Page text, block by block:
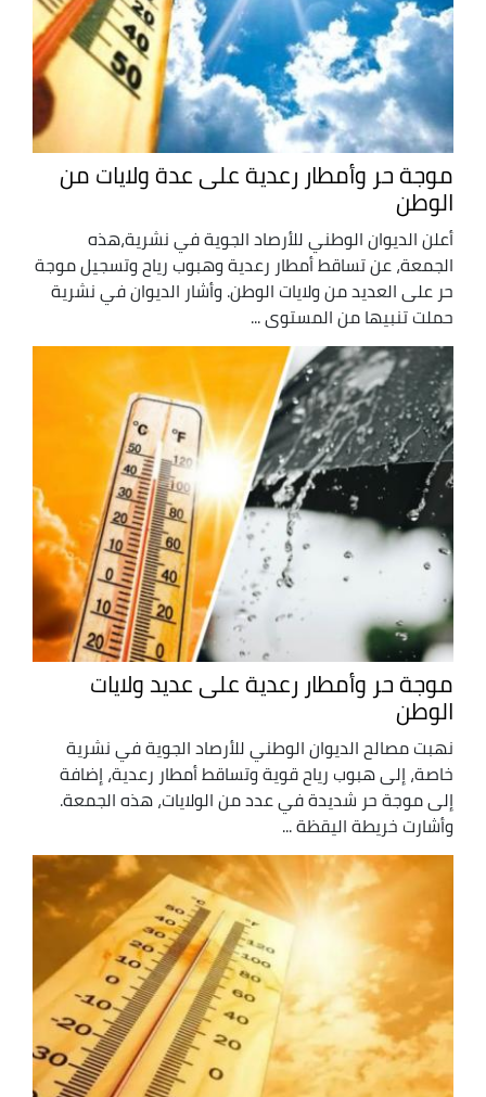
موجة حر وأمطار رعدية على عدة ولايات من
الوطن
أعلن الديوان الوطني للأرصاد الجوية في نشرية،هذه
الجمعة، عن تساقط أمطار رعدية وهبوب رياح وتسجيل موجة
حر على العديد من ولايات الوطن. وأشار الديوان في نشرية
حملت تنبيها من المستوى ...
موجة حر وأمطار رعدية على عديد ولايات
الوطن
نهبت مصالح الديوان الوطني للأرصاد الجوية في نشرية
خاصة، إلى هبوب رياح قوية وتساقط أمطار رعدية، إضافة
إلى موجة حر شديدة في عدد من الولايات، هذه الجمعة.
وأشارت خريطة اليقظة ...